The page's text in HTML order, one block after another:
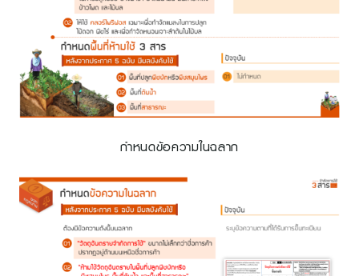
กำหนดข้อความในฉลาก